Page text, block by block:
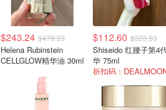
$243.24 $478.23
Helena Rubinstein
CELLGLOW精华油 30ml
$112.60 $323.53
Shiseido 红腰子第4
华 75ml